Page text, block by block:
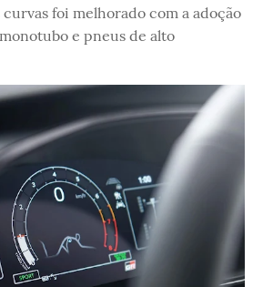
foi melhorado com a adoção
e pneus de alto